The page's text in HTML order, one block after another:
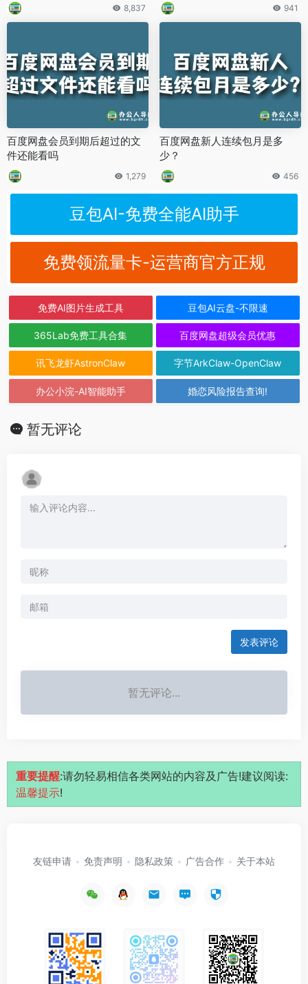
8,837 941
百度网盘会员到期后超过的文
件还能看吗
1,279
百度网盘新人连续包月是多
少？
456
豆包AI-免费全能AI助手
免费领流量卡-运营商官方正规
免费AI图片生成工具 豆包AI云盘-不限速
365Lab免费工具合集 百度网盘超级会员优惠
讯飞龙虾AstronClaw 字节ArkClaw-OpenClaw
办公小浣-AI智能助手 婚恋风险报告查询!
暂无评论
发表评论
暂无评论...
重要提醒:请勿轻易相信各类网站的内容及广告!建议阅读:
温馨提示!
友链申请 免责声明 隐私政策 广告合作 关于本站